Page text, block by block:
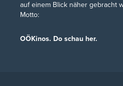
auf einem Blick näher gebracht
Motto:
OÖKinos. Do schau her.